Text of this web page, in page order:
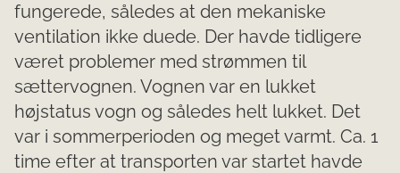
fungerede, således at den mekaniske
ventilation ikke duede. Der havde tidligere
været problemer med strømmen til
sættervognen. Vognen var en lukket
højstatus vogn og således helt lukket. Det
var i sommerperioden og meget varmt. Ca. 1
time efter at transporten var startet havde